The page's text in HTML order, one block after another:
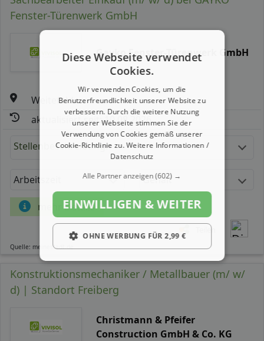
Fenster-Türenwerk GmbH
Gayko Fenster-Türenwerk GmbH
Weitefeld
aktualisiert seit: 10.08.2026
Stellenbeschreibung:
Arbeitszeit Gehalt
mehr Details
Teilen
Quelle: meinestadt.de
Konstruktionsmechaniker / Metallbauer (m/ w/
d) | Standort Freiberg
Christmann & Pfeifer
Construction GmbH & Co. KG
Diese Webseite verwendet
Cookies.
Wir verwenden Cookies, um die
Benutzerfreundlichkeit unserer Website zu
verbessern. Durch die weitere Nutzung
unserer Webseite stimmen Sie der
Verwendung von Cookies gemäß unserer
Cookie-Richtlinie zu.Weitere Informationen /
Datenschutz
Alle Partner anzeigen(602) →
EINWILLIGEN & WEITER
OHNE WERBUNG FÜR 2,99 €